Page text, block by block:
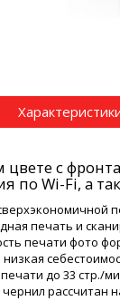
цвете с
по Wi-Fi, а
печать и
печати фото
до 33 стр./
рассчитан